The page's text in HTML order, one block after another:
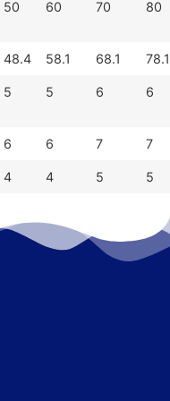
50 60 70 80
48.4 58.1 68.1 78.1
5 5 6 6
6 6 7 7
4 4 5 5